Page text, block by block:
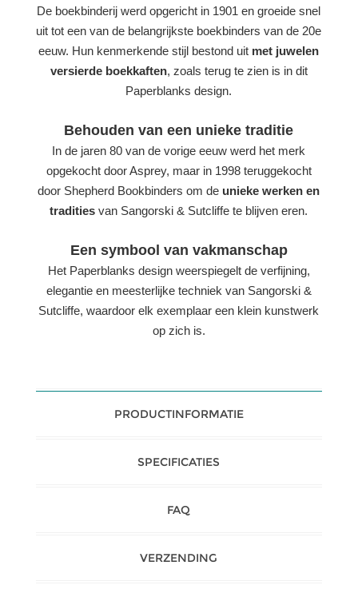
De boekbinderij werd opgericht in 1901 en groeide snel
uit tot een van de belangrijkste boekbinders van de 20e
eeuw. Hun kenmerkende stijl bestond uit met juwelen
versierde boekkaften, zoals terug te zien is in dit
Paperblanks design.
Behouden van een unieke traditie
In de jaren 80 van de vorige eeuw werd het merk
opgekocht door Asprey, maar in 1998 teruggekocht
door Shepherd Bookbinders om de unieke werken en
tradities van Sangorski & Sutcliffe te blijven eren.
Een symbool van vakmanschap
Het Paperblanks design weerspiegelt de verfijning,
elegantie en meesterlijke techniek van Sangorski &
Sutcliffe, waardoor elk exemplaar een klein kunstwerk
op zich is.
PRODUCTINFORMATIE
SPECIFICATIES
FAQ
VERZENDING